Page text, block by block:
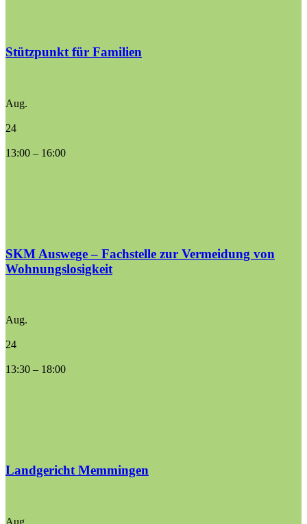
Stützpunkt für Familien
Aug.
24
13:00 – 16:00
SKM Auswege – Fachstelle zur Vermeidung von
Wohnungslosigkeit
Aug.
24
13:30 – 18:00
Landgericht Memmingen
Aug.